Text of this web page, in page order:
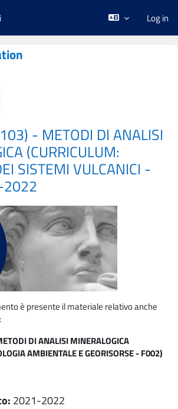
Log in
- METODI DI ANALISI
(CURRICULUM:
SISTEMI VULCANICI -
è presente il materiale relativo anche
DI ANALISI MINERALOGICA
AMBIENTALE E GEORISORSE - F002)
: 2021-2022